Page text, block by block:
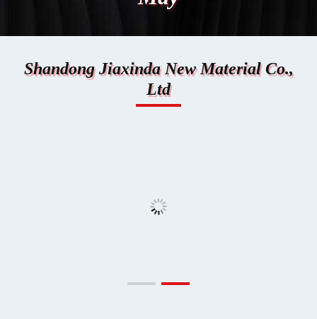
Shandong Jiaxinda New Material Co.,
Ltd